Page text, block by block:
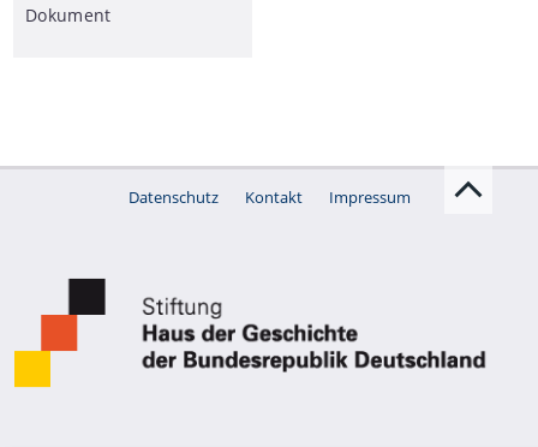
Dokument
Datenschutz Kontakt Impressum